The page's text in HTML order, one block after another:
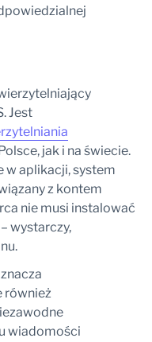
Jest
jak i na świecie.
w aplikacji, system
z kontem
nie musi instalować
wystarczy,
również
wiadomości